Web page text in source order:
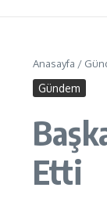
Anasayfa /
Gündem
Etti